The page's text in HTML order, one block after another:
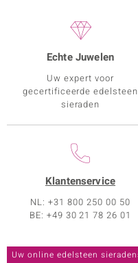
Echte Juwelen
Uw expert voor
gecertificeerde edelsteen
sieraden
Klantenservice
NL: +31 800 250 00 50
BE: +49 30 21 78 26 01